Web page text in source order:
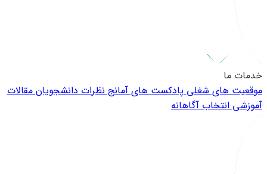
خدمات ما
موقعیت های شغلیپادکست های آمانجنظرات دانشجویانمقالات
آموزشیانتخاب آگاهانه